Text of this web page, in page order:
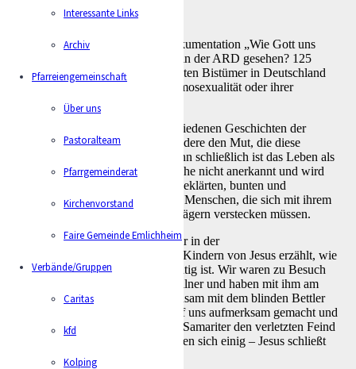
Interessante Links
Archiv
Pfarreiengemeinschaft
Über uns
Pastoralteam
Pfarrgemeinderat
Kirchenvorstand
Faire Gemeinde Emlichheim
Verbände/Gruppen
Caritas
kfd
Kolping
Vielleicht haben Sie auch die Dokumentation „Wie Gott uns
schuf“, am vergangenen Montag in der ARD gesehen? 125
Mitarbeiterinnen der verschiedensten Bistümer in Deutschland
haben sich öffentlich zu ihrer Homosexualität oder ihrer
sexuellen Identität bekannt.
Mich persönlich haben die verschiedenen Geschichten der
Menschen tief berührt. Ich bewundere den Mut, die diese
Menschen dort gezeigt haben, denn schließlich ist das Leben als
„queerer Mensch“ in unserer Kirche nicht anerkannt und wird
abgelehnt. Wir leben in einer aufgeklärten, bunten und
lebendigen Welt und doch gibt es Menschen, die sich mit ihrem
Sein vor Vorgesetzten und Amtsträgern verstecken müssen.
Gerade in dieser Woche haben wir in der
Erstkommunionvorbereitung den Kindern von Jesus erzählt, wie
er handelt, wer und was ihm wichtig ist. Wir waren zu Besuch
bei Zachäus, dem unbeliebten Zöllner und haben mit ihm am
Tisch gesessen; wir haben gemeinsam mit dem blinden Bettler
Bartimäus nach Jesus gerufen, auf uns aufmerksam gemacht und
wir haben mit dem barmherzigen Samariter den verletzten Feind
verbunden und gepflegt. Alle waren sich einig – Jesus schließt
niemanden aus!